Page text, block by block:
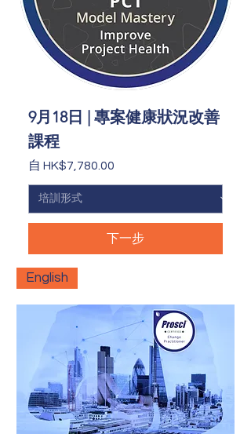
9月18日 | 專案健康狀況改善
課程
自 HK$7,780.00
促銷價格
下一步
English